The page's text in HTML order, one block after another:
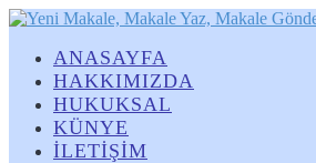
ANASAYFA
HAKKIMIZDA
HUKUKSAL
KÜNYE
İLETİŞİM